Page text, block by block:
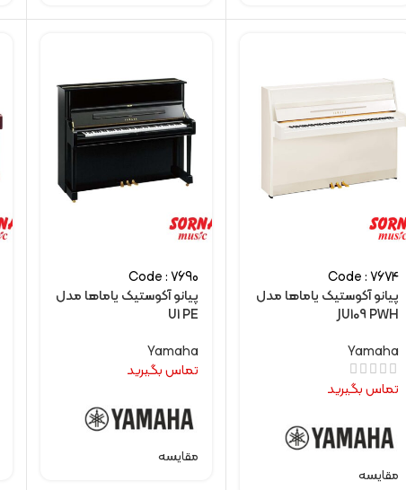
Code : 7674
پیانو آکوستیک یاماها مدل
JU109 PWH
Yamaha
تماس بگیرید
مقایسه
Code : 7690
پیانو آکوستیک یاماها مدل
U1 PE
Yamaha
تماس بگیرید
مقایسه